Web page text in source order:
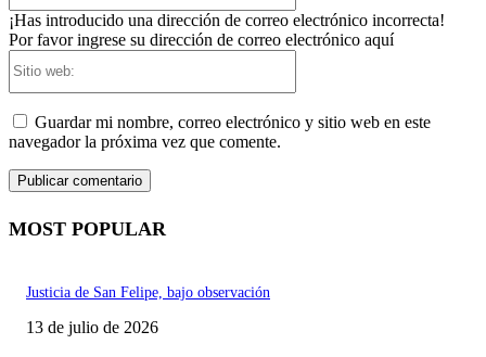
¡Has introducido una dirección de correo electrónico incorrecta!
Por favor ingrese su dirección de correo electrónico aquí
Guardar mi nombre, correo electrónico y sitio web en este
navegador la próxima vez que comente.
MOST POPULAR
Justicia de San Felipe, bajo observación
13 de julio de 2026